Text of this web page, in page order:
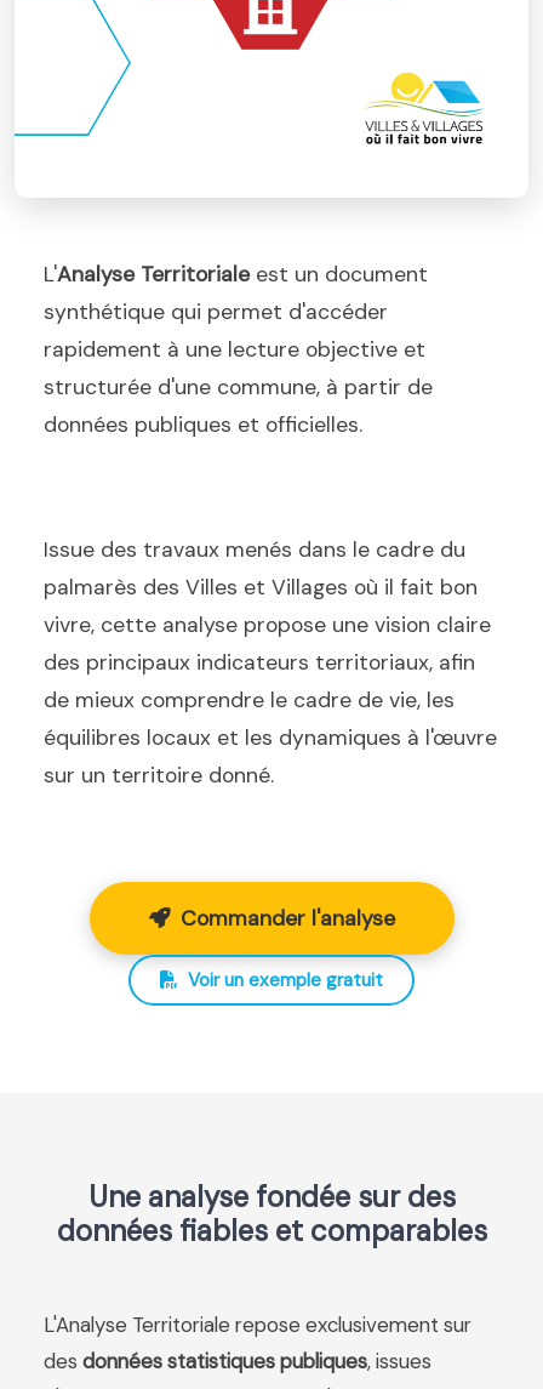
L'Analyse Territorialeest un document
synthétique qui permet d'accéder
rapidement à une lecture objective et
structurée d'une commune, à partir de
données publiques et officielles.
Issue des travaux menés dans le cadre du
palmarès des Villes et Villages où il fait bon
vivre, cette analyse propose une vision claire
des principaux indicateurs territoriaux, afin
de mieux comprendre le cadre de vie, les
équilibres locaux et les dynamiques à l'œuvre
sur un territoire donné.
Commander l'analyse
Voir un exemple gratuit
Une analyse fondée sur des
données fiables et comparables
L'Analyse Territoriale repose exclusivement sur
des données statistiques publiques, issues